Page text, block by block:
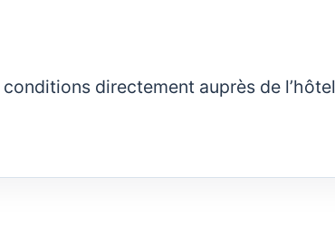
directement auprès de